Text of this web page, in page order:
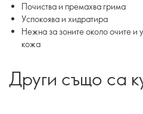
Почиства и премахва грима
Успокоява и хидратира
Нежнa за зоните около очите и
кожа
Други също са